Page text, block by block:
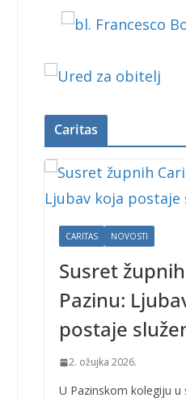
Caritas
CARITAS NOVOSTI
Susret
Pazinu:
postaje
2. ožujka 2026.
U Pazinskom kolegiju u